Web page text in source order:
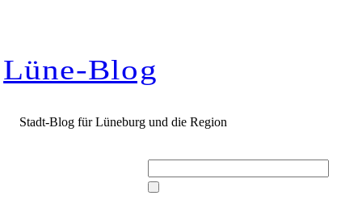
nach:
Lüne-Blog
Stadt-Blog für Lüneburg und die Region